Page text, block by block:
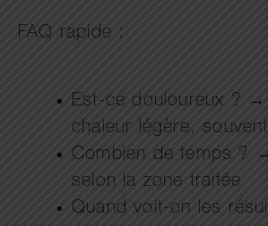
FAQ rapide :
Est-ce douloureux ?
chaleur légère,
Combien de temps ?
selon la zone traitée
Quand voit-on les